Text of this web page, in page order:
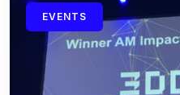
EVENTS